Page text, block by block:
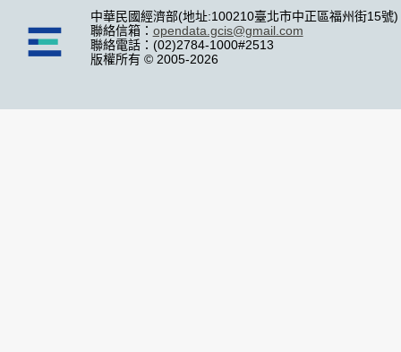
中華民國經濟部(地址:100210臺北市中正區福州街15號)
聯絡信箱： opendata.gcis@gmail.com
聯絡電話：(02)2784-1000#2513
版權所有 © 2005-2026